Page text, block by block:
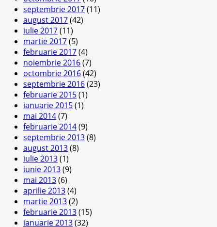
septembrie 2017(11)
august 2017(42)
iulie 2017(11)
martie 2017(5)
februarie 2017(4)
noiembrie 2016(7)
octombrie 2016(42)
septembrie 2016(23)
februarie 2015(1)
ianuarie 2015(1)
mai 2014(7)
februarie 2014(9)
septembrie 2013(8)
august 2013(8)
iulie 2013(1)
iunie 2013(9)
mai 2013(6)
aprilie 2013(4)
martie 2013(2)
februarie 2013(15)
ianuarie 2013(32)